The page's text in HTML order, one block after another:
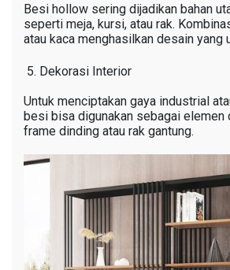
Besi hollow sering dijadikan bahan
seperti meja, kursi, atau rak.
atau kaca menghasilkan desain yang
Dekorasi Interior
Untuk menciptakan gaya industrial
besi bisa digunakan sebagai
frame dinding atau rak gantung.